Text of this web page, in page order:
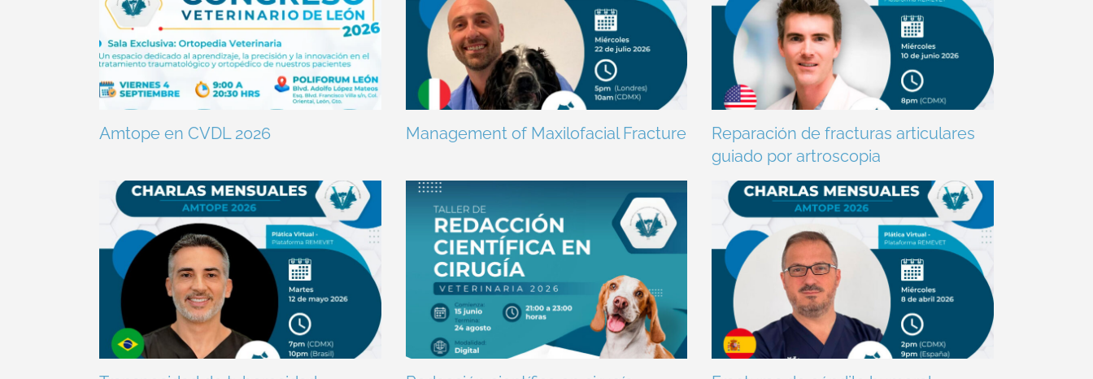
Amtope en CVDL 2026 Management of Maxilofacial Fracture
Reparación de fracturas articulares
guiado por artroscopia